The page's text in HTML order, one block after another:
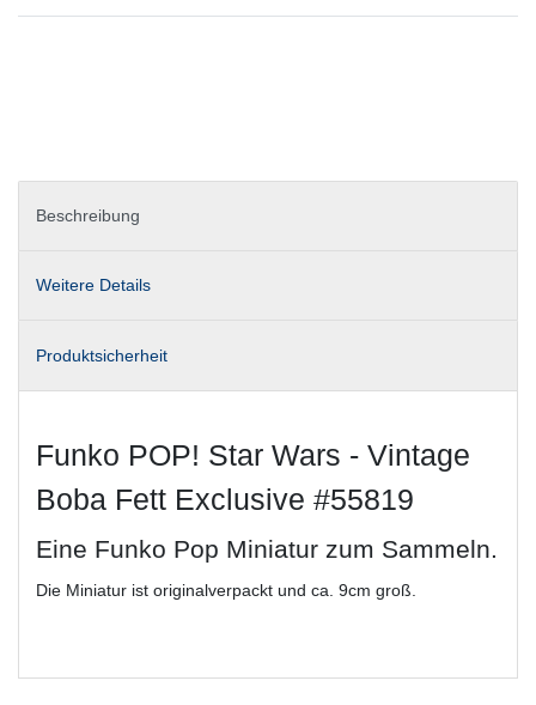
Beschreibung
Weitere Details
Produktsicherheit
Funko POP! Star Wars - Vintage
Boba Fett Exclusive #55819
Eine Funko Pop Miniatur zum Sammeln.
Die Miniatur ist originalverpackt und ca. 9cm groß.